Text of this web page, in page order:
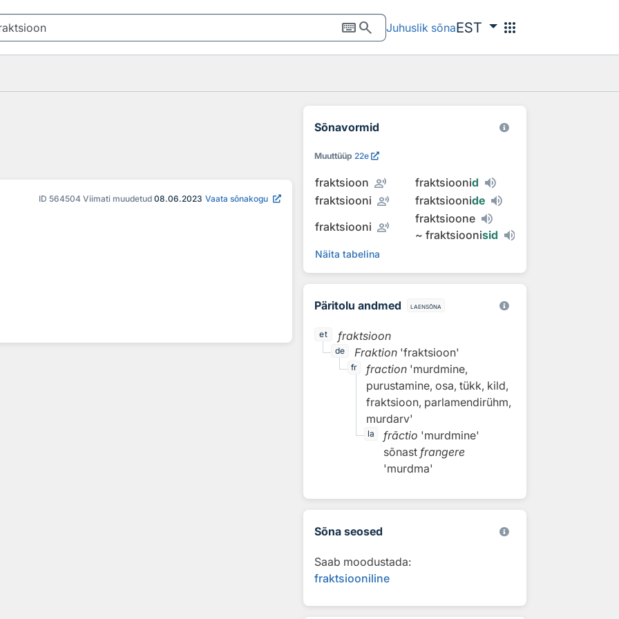
keyboardsearch Juhuslik sõnaEST apps
ID 564504 Viimati muudetud 08.06.2023 Vaata sõnakogu
Sõnavormid
Muuttüüp 22e
fraktsioon record_voice_over fraktsioonid
fraktsiooni record_voice_over fraktsioonide
fraktsiooni record_voice_over
fraktsioone
~ fraktsioonisid
Näita tabelina
Päritolu andmed laensõna
et fraktsioon
de Fraktion 'fraktsioon'
fr fraction 'murdmine,
purustamine, osa, tükk, kild,
fraktsioon, parlamendirühm,
murdarv'
la frāctio 'murdmine'
sõnastfrangere
'murdma'
Sõna seosed
Saab moodustada:
fraktsiooniline